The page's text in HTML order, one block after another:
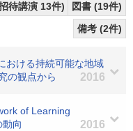
待講演 13件)
図書 (19件)
備考 (2件)
おける持続可能な地域
の観点から
2016
of Learning
向
2016